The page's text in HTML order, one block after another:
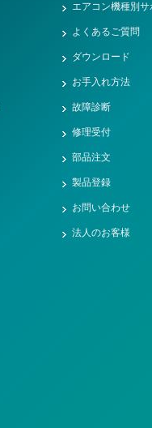
エアコン機種別
よくあるご質問
ダウンロード
お手入れ方法
故障診断
修理受付
部品注文
製品登録
お問い合わせ
法人のお客様